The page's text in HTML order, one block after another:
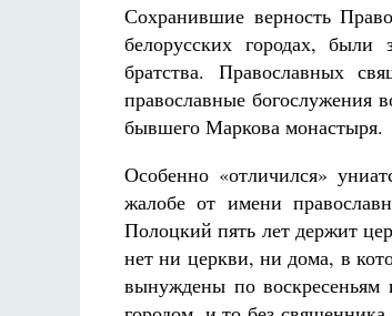
Сохранившие верность
белорусских городах,
братства. Православных
православные богослужения
бывшего Маркова монастыря.
Особенно «отличился»
жалобе от имени
Полоцкий пять лет держит
нет ни церкви, ни дома, в
вынуждены по воскресеньям